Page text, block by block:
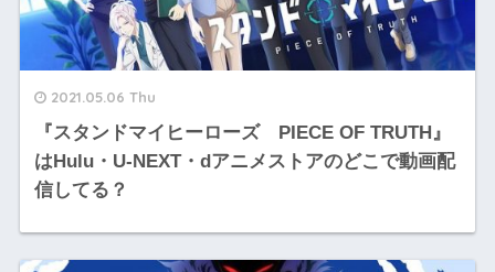
2021.05.06 Thu
『スタンドマイヒーローズ PIECE OF TRUTH』
はHulu・U-NEXT・dアニメストアのどこで動画配
信してる？